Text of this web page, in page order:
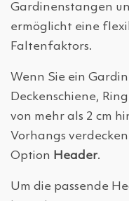
Gardinenstangen
ermöglicht eine
Faltenfaktors.
Wenn Sie ein
Deckenschiene,
von mehr als 2 cm
Vorhangs
Option Header.
Um die passende